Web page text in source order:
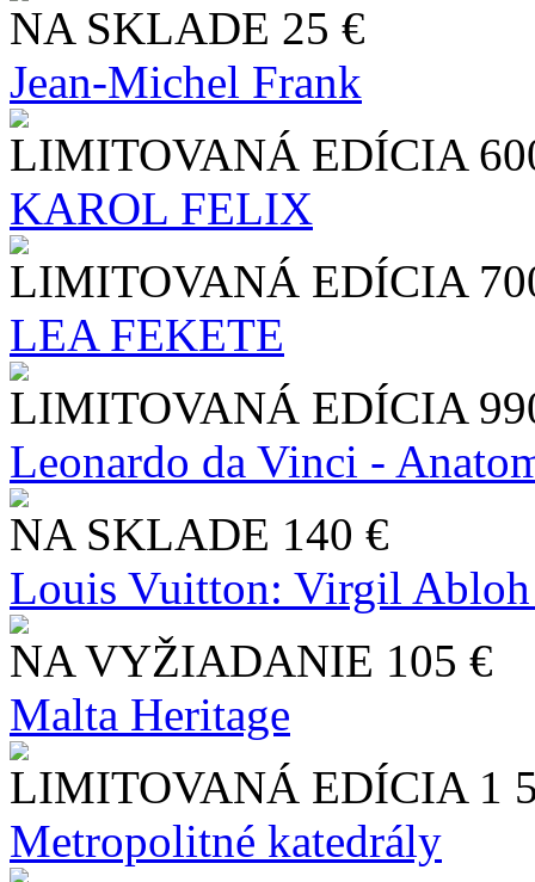
NA SKLADE 25 €
Jean-Michel Frank
LIMITOVANÁ EDÍCIA
KAROL FELIX
LIMITOVANÁ EDÍCIA
LEA FEKETE
LIMITOVANÁ EDÍCIA
Leonardo da Vinci -
NA SKLADE 140 €
Louis Vuitton: Virgil
NA VYŽIADANIE 105 €
Malta Heritage
LIMITOVANÁ EDÍCIA 1
Metropolitné katedrály